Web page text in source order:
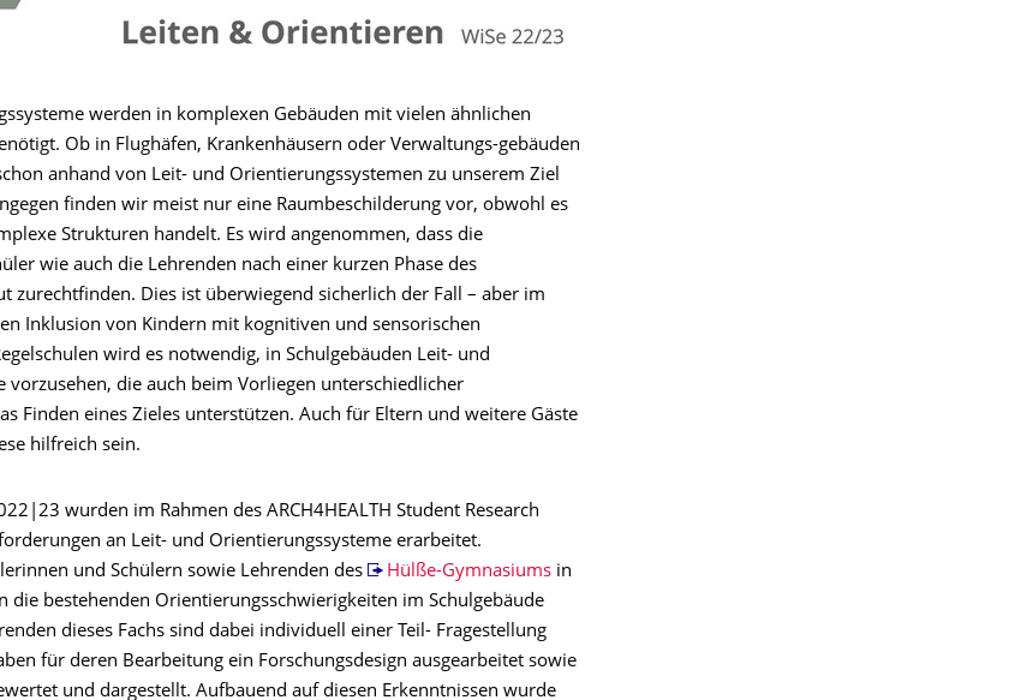
werden in komplexen Gebäuden mit vielen ähnlichen
Ob in Flughäfen, Krankenhäusern oder Verwaltungs-gebäuden
anhand von Leit- und Orientierungssystemen zu unserem Ziel
finden wir meist nur eine Raumbeschilderung vor, obwohl es
Strukturen handelt. Es wird angenommen, dass die
wie auch die Lehrenden nach einer kurzen Phase des
zurechtfinden. Dies ist überwiegend sicherlich der Fall – aber im
Inklusion von Kindern mit kognitiven und sensorischen
wird es notwendig, in Schulgebäuden Leit- und
vorzusehen, die auch beim Vorliegen unterschiedlicher
Finden eines Zieles unterstützen. Auch für Eltern und weitere Gäste
hilfreich sein.
wurden im Rahmen des ARCH4HEALTH Student Research
an Leit- und Orientierungssysteme erarbeitet.
und Schülern sowie Lehrenden des
Hülße-Gymnasiumsin
die bestehenden Orientierungsschwierigkeiten im Schulgebäude
dieses Fachs sind dabei individuell einer Teil- Fragestellung
für deren Bearbeitung ein Forschungsdesign ausgearbeitet sowie
und dargestellt. Aufbauend auf diesen Erkenntnissen wurde